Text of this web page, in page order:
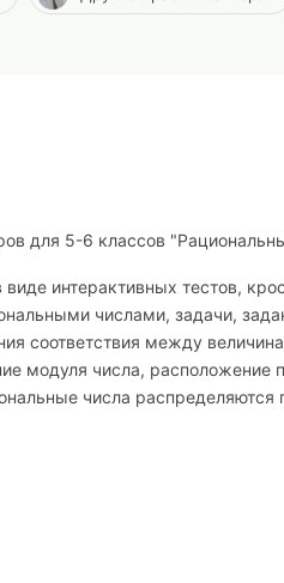
для 5-6 классов
интерактивных тестов,
числами, задачи,
соответствия между
модуля числа, расположение
числа